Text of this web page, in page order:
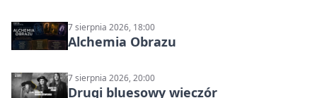
7 sierpnia 2026, 18:00
Alchemia Obrazu
7 sierpnia 2026, 20:00
Drugi bluesowy wieczór